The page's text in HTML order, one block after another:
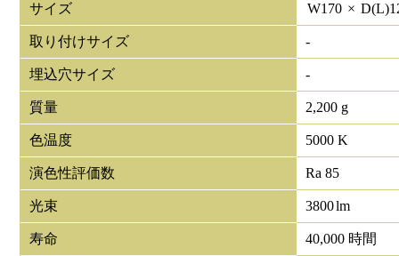
サイズ W170 × D(L)
取り付けサイズ -
埋込穴サイズ -
質量 2,200 g
色温度 5000 K
演色性評価数 Ra 85
光束 3800lm
寿命 40,000 時間